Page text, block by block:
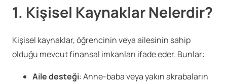
1. Kişisel Kaynaklar Nelerdir?
Kişisel kaynaklar, öğrencinin veya ailesinin sahip
olduğu mevcut finansal imkanları ifade eder. Bunlar:
Aile desteği: Anne-baba veya yakın akrabaların